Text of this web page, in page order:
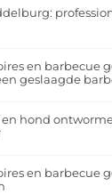
en barbecue
geslaagde
hond
en barbecue